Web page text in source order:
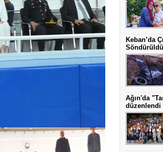
Keban’da
Ağın'da
düzenlendi